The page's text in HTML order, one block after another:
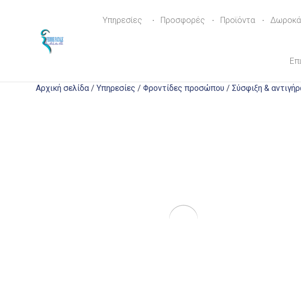
Υπηρεσίες Προσφορές Προϊόντα
Αρχική σελίδα / Υπηρεσίες / Φροντίδες προσώπου / Σύσφιξη &